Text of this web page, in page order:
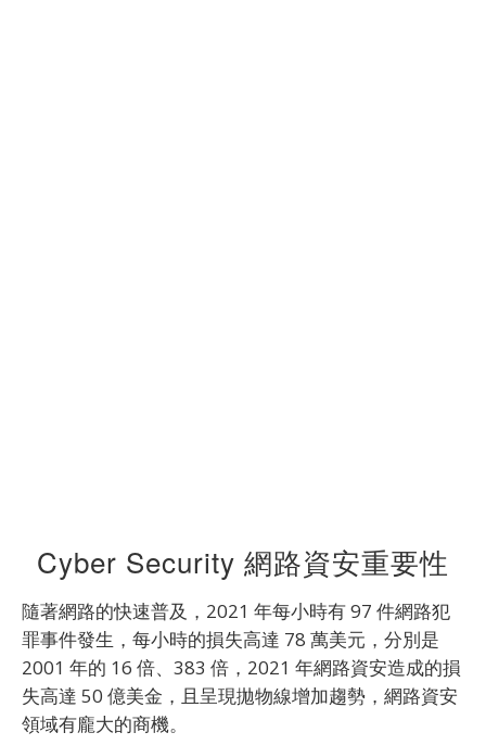
Cyber Security 網路資安重要性
隨著網路的快速普及，2021 年每小時有 97 件網路犯
罪事件發生，每小時的損失高達 78 萬美元，分別是
2001 年的 16 倍、383 倍，2021 年網路資安造成的損
失高達 50 億美金，且呈現拋物線增加趨勢，網路資安
領域有龐大的商機。